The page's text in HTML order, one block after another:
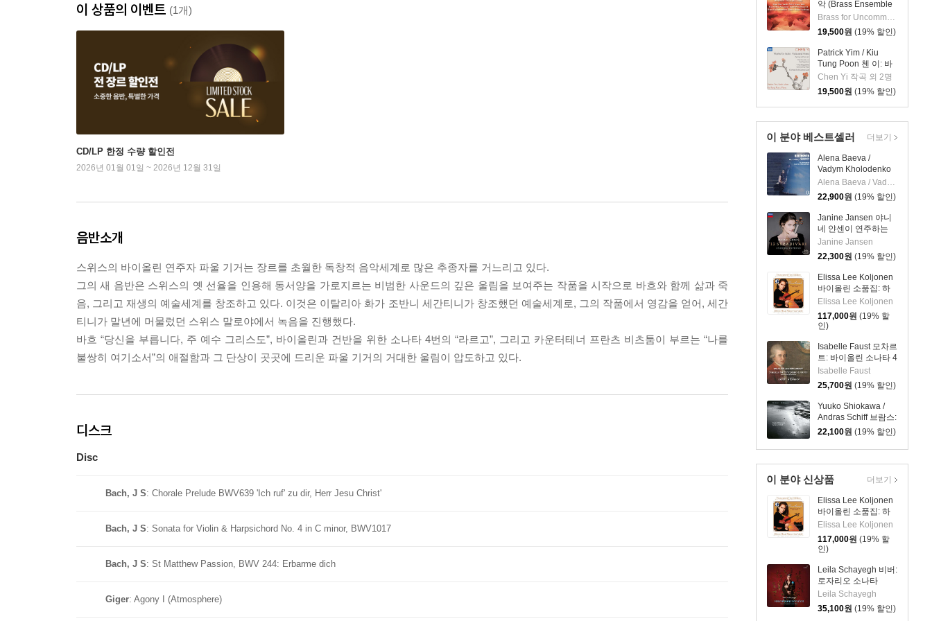
악 (Brass Ensemble
Music - 21st Century)Brass for Uncommon Times 실내악
19,500원 (19% 할인)
Patrick Yim / Kiu
Tung Poon 첸 이: 바
이올린, 비올라, 피아
노 작품집 (Chen Yi:
Works For Violin,
Viola And Piano)
Chen Yi 작곡 외 2명
19,500원 (19% 할인)
이 분야 베스트셀러
Alena Baeva /
Vadym Kholodenko
베토벤: 바이올린 소
나타 5번 '봄', 9번 '크
로이처', 3번
(Beethoven: Violin
Sonatas Nos. 5
"Spring", 9 'Kreutzer"
& 3)
Alena Baeva / Vadym Kholodenko
22,900원 (19% 할인)
Janine Jansen 야니
네 얀센이 연주하는
12개의 스트라디바리
(12 Stradivari)
Janine Jansen
22,300원 (19% 할인)
Elissa Lee Koljonen
바이올린 소품집: 하
트브레이크
(Heartbreak:
Romantic Encores
For Violin) [투명 클리
어 컬러 2LP]
Elissa Lee Koljonen
117,000원 (19% 할
인)
Isabelle Faust 모차르
트: 바이올린 소나타 4
집 K. 296, 303, 380,
481 - 이자벨 파우스
트
Isabelle Faust
25,700원 (19% 할인)
Yuuko Shiokawa /
Andras Schiff 브람스:
바이올린 소나타 1번 /
타 2번 (Brahms /
Schumann: Violin
Sonatas)
22,100원 (19% 할인)
더보기
이 분야 신상품
Elissa Lee Koljonen
바이올린 소품집: 하
트브레이크
(Heartbreak:
Romantic Encores
For Violin) [투명 클리
어 컬러 2LP]
Elissa Lee Koljonen
117,000원 (19% 할
인)
Leila Schayegh 비버:
로자리오 소나타
(Biber: Rosary
Sonatas)
Leila Schayegh
35,100원 (19% 할인)
더보기
이 상품의 이벤트 (1개)
CD/LP 한정 수량 할인전
2026년 01월 01일 ~ 2026년 12월 31일
음반소개
스위스의 바이올린 연주자 파울 기거는 장르를 초월한 독창적 음악세계로 많은 추종자를 거느리고 있다.
그의 새 음반은 스위스의 옛 선율을 인용해 동서양을 가로지르는 비범한 사운드의 깊은 울림을 보여주는 작품을 시작으로 바흐와 함께 삶과 죽
음, 그리고 재생의 예술세계를 창조하고 있다. 이것은 이탈리아 화가 조반니 세간티니가 창조했던 예술세계로, 그의 작품에서 영감을 얻어, 세간
티니가 말년에 머물렀던 스위스 말로야에서 녹음을 진행했다.
바흐 “당신을 부릅니다, 주 예수 그리스도”, 바이올린과 건반을 위한 소나타 4번의 “라르고”, 그리고 카운터테너 프란츠 비츠툼이 부르는 “나를
불쌍히 여기소서”의 애절함과 그 단상이 곳곳에 드리운 파울 기거의 거대한 울림이 압도하고 있다.
디스크
Disc
Bach, J S: Chorale Prelude BWV639 'Ich ruf' zu dir, Herr Jesu Christ'
Bach, J S: Sonata for Violin & Harpsichord No. 4 in C minor, BWV1017
Bach, J S: St Matthew Passion, BWV 244: Erbarme dich
Giger: Agony I (Atmosphere)